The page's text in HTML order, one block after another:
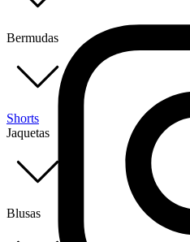
Bermudas
Shorts
Jaquetas
Blusas